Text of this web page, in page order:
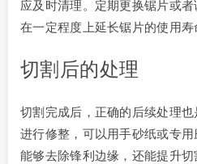
应及时清理。定期更换锯片或
在一定程度上延长锯片的使用寿
切割后的处理
切割完成后，正确的后续处理
进行修整，可以用手砂纸或专
能够去除锋利边缘，还能提升